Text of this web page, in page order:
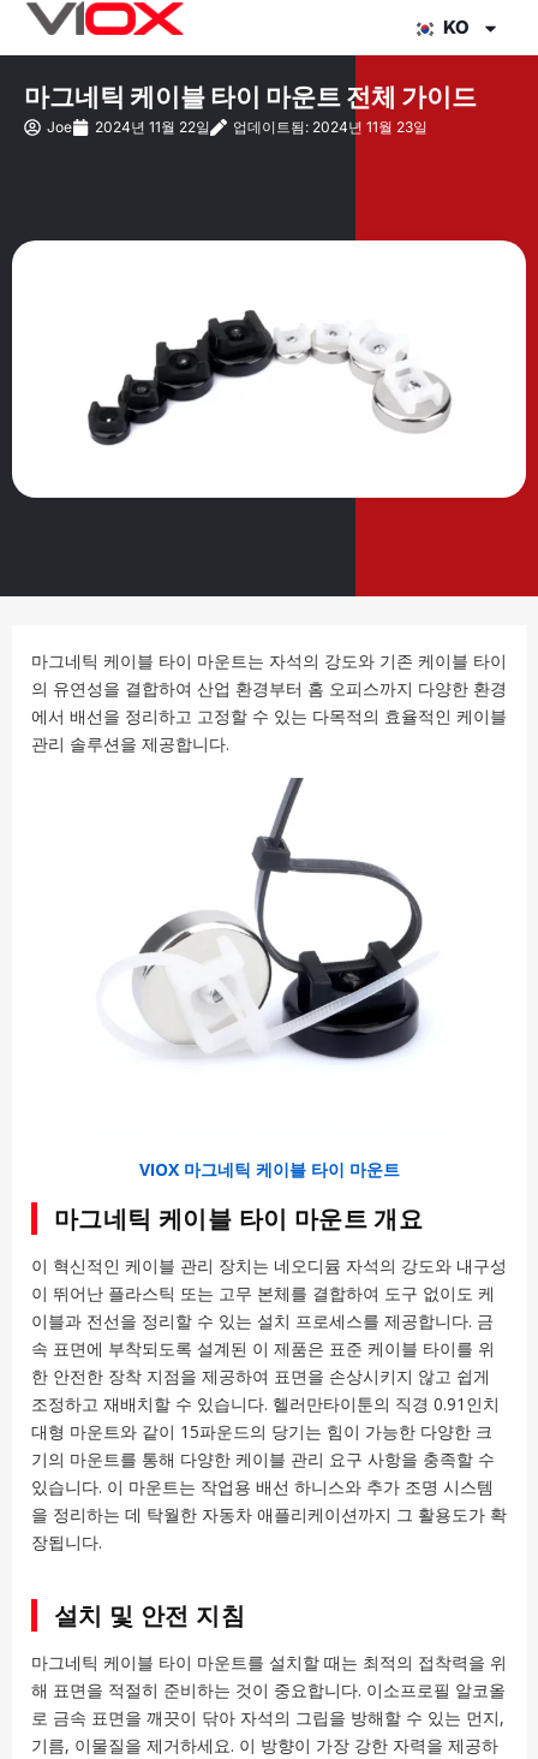
KO
마그네틱 케이블 타이 마운트 전체 가이드
Joe 2024년 11월 22일 업데이트됨: 2024년 11월 23일
마그네틱 케이블 타이 마운트는 자석의 강도와 기존 케이블 타이
의 유연성을 결합하여 산업 환경부터 홈 오피스까지 다양한 환경
에서 배선을 정리하고 고정할 수 있는 다목적의 효율적인 케이블
관리 솔루션을 제공합니다.
VIOX 마그네틱 케이블 타이 마운트
마그네틱 케이블 타이 마운트 개요
이 혁신적인 케이블 관리 장치는 네오디뮴 자석의 강도와 내구성
이 뛰어난 플라스틱 또는 고무 본체를 결합하여 도구 없이도 케
이블과 전선을 정리할 수 있는 설치 프로세스를 제공합니다. 금
속 표면에 부착되도록 설계된 이 제품은 표준 케이블 타이를 위
한 안전한 장착 지점을 제공하여 표면을 손상시키지 않고 쉽게
조정하고 재배치할 수 있습니다. 헬러만타이툰의 직경 0.91인치
대형 마운트와 같이 15파운드의 당기는 힘이 가능한 다양한 크
기의 마운트를 통해 다양한 케이블 관리 요구 사항을 충족할 수
있습니다. 이 마운트는 작업용 배선 하니스와 추가 조명 시스템
을 정리하는 데 탁월한 자동차 애플리케이션까지 그 활용도가 확
장됩니다.
설치 및 안전 지침
마그네틱 케이블 타이 마운트를 설치할 때는 최적의 접착력을 위
해 표면을 적절히 준비하는 것이 중요합니다. 이소프로필 알코올
로 금속 표면을 깨끗이 닦아 자석의 그립을 방해할 수 있는 먼지,
기름, 이물질을 제거하세요. 이 방향이 가장 강한 자력을 제공하